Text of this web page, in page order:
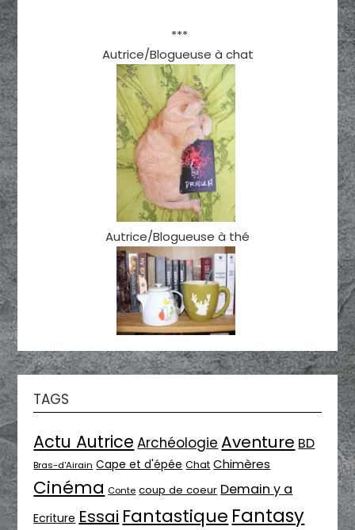
***
Autrice/Blogueuse à chat
Autrice/Blogueuse à thé
TAGS
Actu Autrice Archéologie Aventure BD
Bras-d'Airain Cape et d'épée Chat Chimères
Cinéma Conte coup de coeur Demain y a
Ecriture Essai Fantastique Fantasy